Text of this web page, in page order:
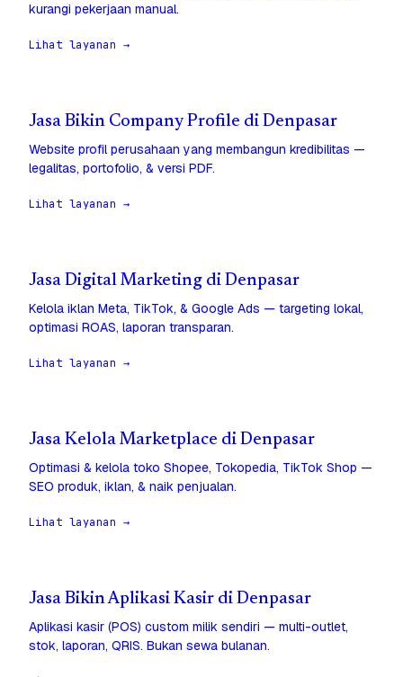
kurangi pekerjaan manual.
Lihat layanan →
Jasa Bikin Company Profile di Denpasar
Website profil perusahaan yang membangun kredibilitas —
legalitas, portofolio, & versi PDF.
Lihat layanan →
Jasa Digital Marketing di Denpasar
Kelola iklan Meta, TikTok, & Google Ads — targeting lokal,
optimasi ROAS, laporan transparan.
Lihat layanan →
Jasa Kelola Marketplace di Denpasar
Optimasi & kelola toko Shopee, Tokopedia, TikTok Shop —
SEO produk, iklan, & naik penjualan.
Lihat layanan →
Jasa Bikin Aplikasi Kasir di Denpasar
Aplikasi kasir (POS) custom milik sendiri — multi-outlet,
stok, laporan, QRIS. Bukan sewa bulanan.